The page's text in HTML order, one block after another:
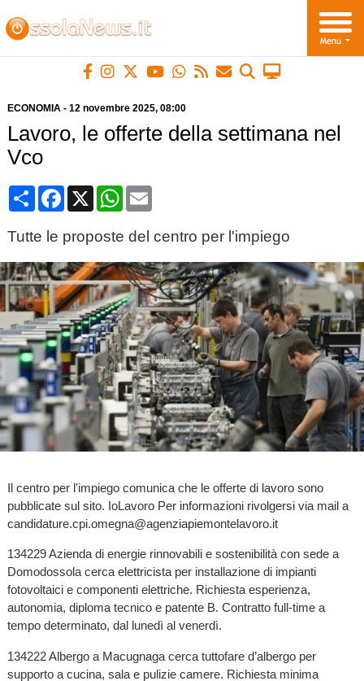
ECONOMIA- 12 novembre 2025, 08:00
Lavoro, le offerte della settimana nel
Vco
CondividiFacebook
X WhatsApp
Email
Tutte le proposte del centro per l'impiego
Il centro per l'impiego comunica che le offerte di lavoro sono
pubblicate sul sito. IoLavoro Per informazioni rivolgersi via mail a
candidature.cpi.omegna@agenziapiemontelavoro.it
134229 Azienda di energie rinnovabili e sostenibilità con sede a
Domodossola cerca elettricista per installazione di impianti
fotovoltaici e componenti elettriche. Richiesta esperienza,
autonomia, diploma tecnico e patente B. Contratto full-time a
tempo determinato, dal lunedì al venerdì.
134222 Albergo a Macugnaga cerca tuttofare d’albergo per
supporto a cucina, sala e pulizie camere. Richiesta minima